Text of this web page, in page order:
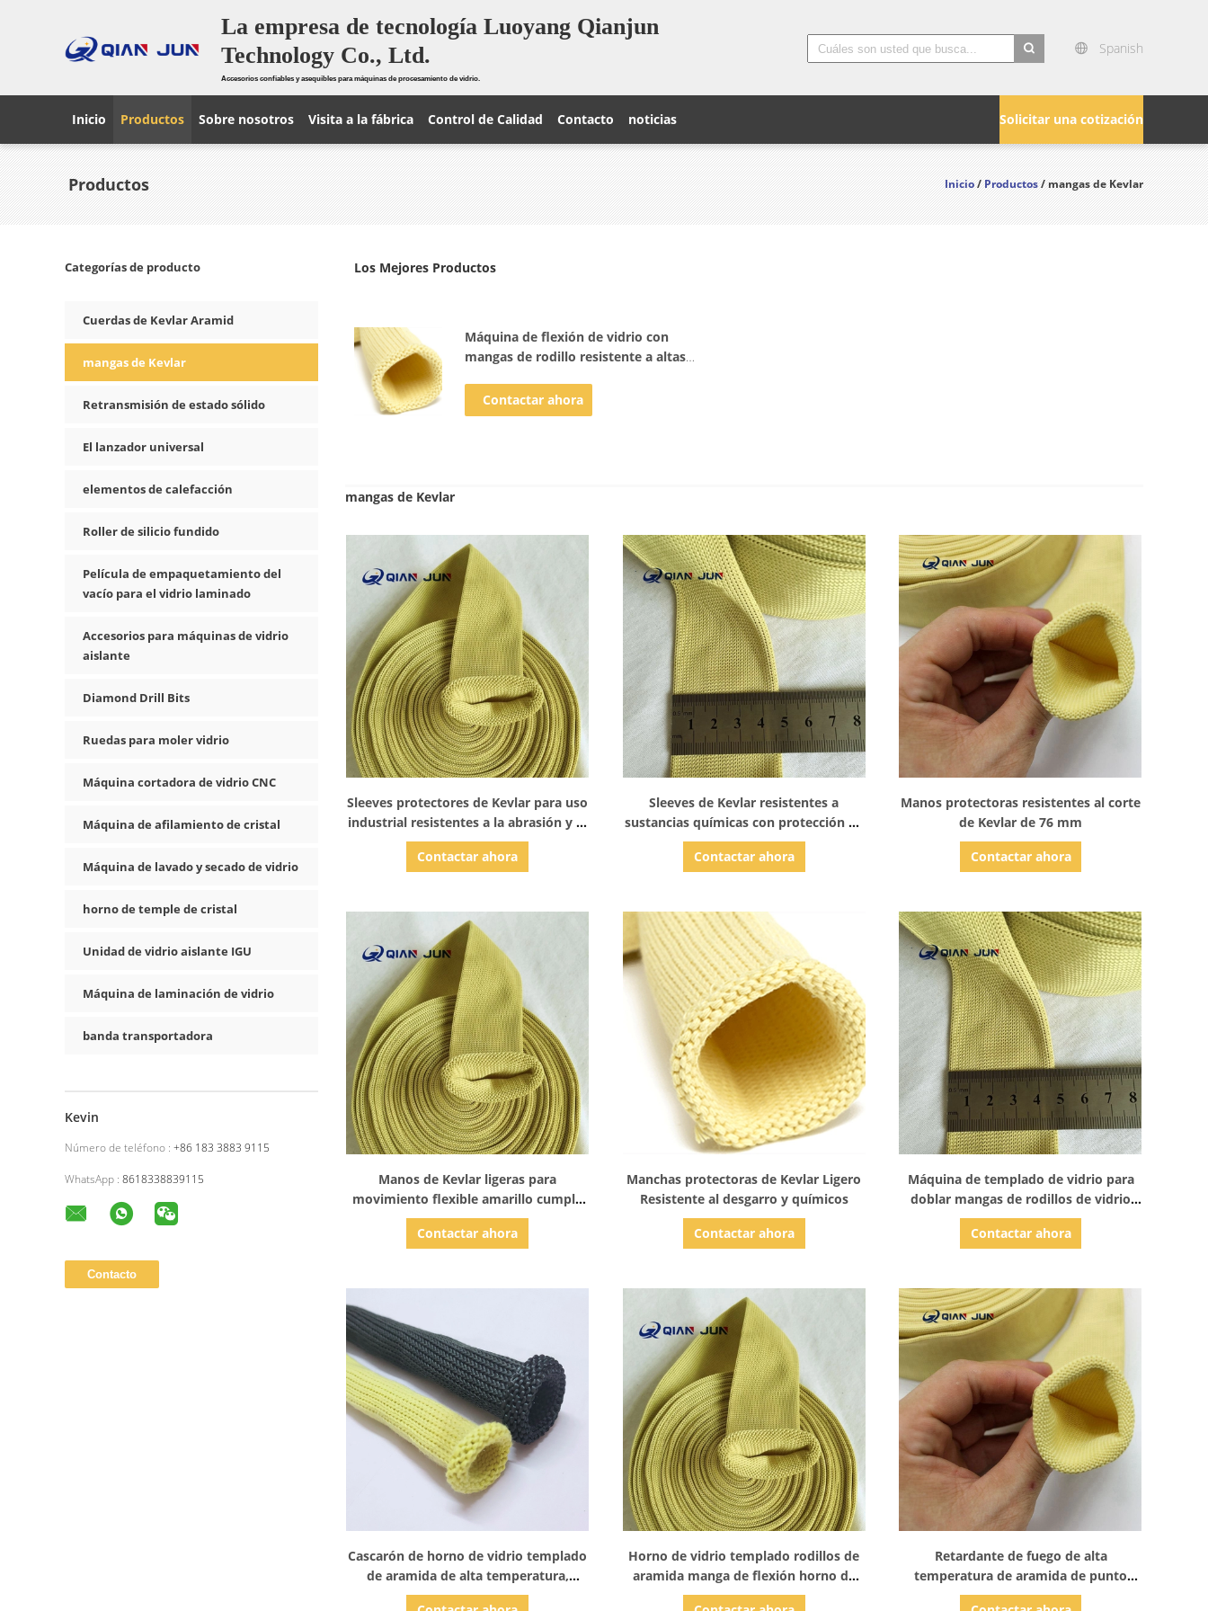
La empresa de tecnología Luoyang Qianjun
Technology Co., Ltd.
Accesorios confiables y asequibles para máquinas de procesamiento de vidrio.
Spanish
Solicitar una cotización
Inicio Productos Sobre nosotros Visita a la fábrica Control de Calidad Contacto noticias
Productos Inicio/Productos/ mangas de Kevlar
Categorías de producto
Cuerdas de Kevlar Aramid
mangas de Kevlar
Retransmisión de estado sólido
El lanzador universal
elementos de calefacción
Roller de silicio fundido
Película de empaquetamiento del
vacío para el vidrio laminado
Accesorios para máquinas de vidrio
aislante
Diamond Drill Bits
Ruedas para moler vidrio
Máquina cortadora de vidrio CNC
Máquina de afilamiento de cristal
Máquina de lavado y secado de vidrio
horno de temple de cristal
Unidad de vidrio aislante IGU
Máquina de laminación de vidrio
banda transportadora
Kevin
Número de teléfono : +86 183 3883 9115
WhatsApp : 8618338839115
Los Mejores Productos
Máquina de flexión de vidrio con
mangas de rodillo resistente a altas
rodillo de aramida resistente a altas
temperaturas para máquina de
Contactar ahora
mangas de Kevlar
Sleeves protectores de Kevlar para uso
industrial resistentes a la abrasión y el
desgarro
Contactar ahora
Sleeves de Kevlar resistentes a
sustancias químicas con protección de
corte de nivel 4
Contactar ahora
Manos protectoras resistentes al corte
de Kevlar de 76 mm
Contactar ahora
Manos de Kevlar ligeras para
movimiento flexible amarillo cumple
con las normas ANSI y EN388
Contactar ahora
Manchas protectoras de Kevlar Ligero
Resistente al desgarro y químicos
Contactar ahora
Máquina de templado de vidrio para
doblar mangas de rodillos de vidrio
resistentes a altas temperaturas
Mangas de rodillos de aramida
Contactar ahora
Cascarón de horno de vidrio templado
de aramida de alta temperatura,
resistente al desgaste, aislamiento
Horno de vidrio templado rodillos de
aramida manga de flexión horno de
templado aislamiento térmico de
Retardante de fuego de alta
temperatura de aramida de punto
manga 32MM horno de templado de